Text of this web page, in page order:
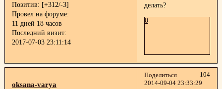
Позитив: [+312/-3]
Провел на форуме:
11 дней 18 часов
Последний визит:
2017-07-03 23:11:14
делать?
0
Поделиться
104
2014-09-04 23:33:29
oksana-varya